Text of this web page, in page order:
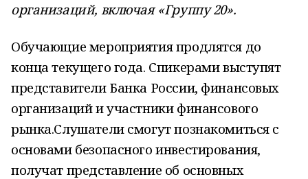
организаций, включая «Группу 20».
Обучающие мероприятия продлятся до
конца текущего года. Спикерами выступят
представители Банка России, финансовых
организаций и участники финансового
рынка.Слушатели смогут познакомиться с
основами безопасного инвестирования,
получат представление об основных